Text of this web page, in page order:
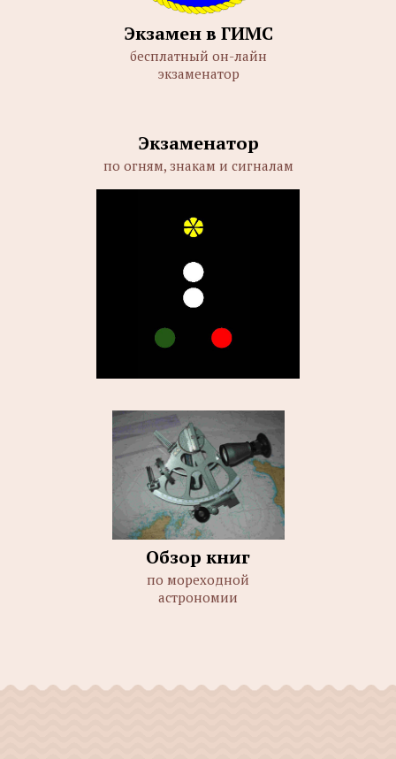
Экзамен в ГИМС
бесплатный он-лайн
экзаменатор
Экзаменатор
по огням, знакам и сигналам
Обзор книг
по мореходной
астрономии